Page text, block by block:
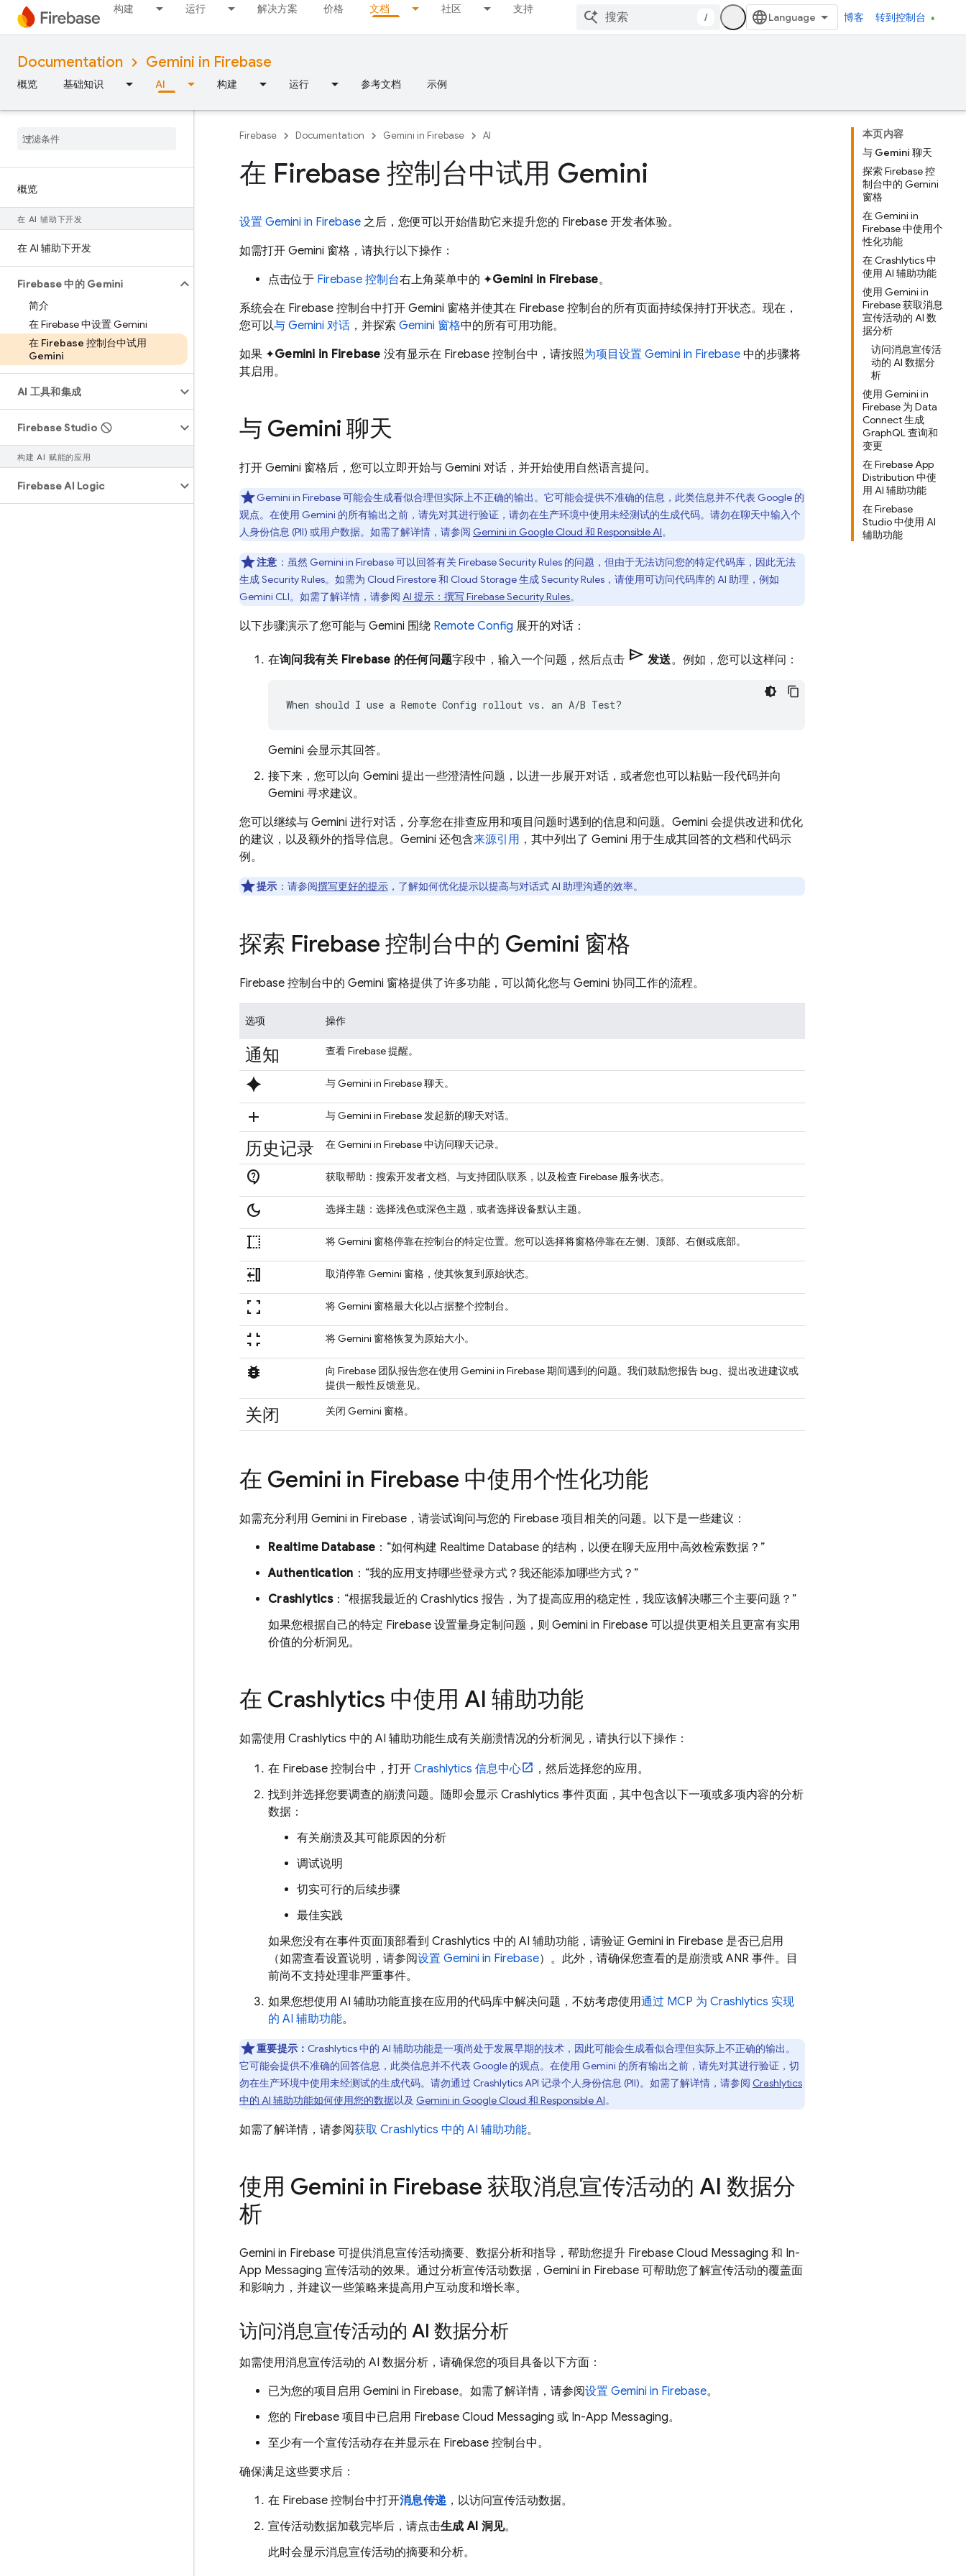
构建 运行 解决方案 价格 文档 社区 支持
/ 博客 转到控制台
Documentation Gemini in Firebase
概览 基础知识 AI 构建 运行 参考文档 示例
概览
在 AI 辅助下开发
在 AI 辅助下开发
Firebase 中的 Gemini
简介
在 Firebase 中设置 Gemini
在 Firebase 控制台中试用
Gemini
AI 工具和集成
Firebase Studio
构建 AI 赋能的应用
Firebase AI Logic
本页内容
与 Gemini 聊天
探索 Firebase 控
制台中的 Gemini
窗格
在 Gemini in
Firebase 中使用个
性化功能
在 Crashlytics 中
使用 AI 辅助功能
使用 Gemini in
Firebase 获取消息
宣传活动的 AI 数
据分析
访问消息宣传活
动的 AI 数据分
析
使用 Gemini in
Firebase 为 Data
Connect 生成
GraphQL 查询和
变更
在 Firebase App
Distribution 中使
用 AI 辅助功能
在 Firebase
Studio 中使用 AI
辅助功能
Firebase Documentation Gemini in Firebase AI
在 Firebase 控制台中试用 Gemini
设置 Gemini in Firebase 之后，您便可以开始借助它来提升您的 Firebase 开发者体验。
如需打开 Gemini 窗格，请执行以下操作：
点击位于 Firebase 控制台右上角菜单中的 ✦Gemini in Firebase。
系统会在 Firebase 控制台中打开 Gemini 窗格并使其在 Firebase 控制台的所有页面持续保持打开状态。现在，
您可以与 Gemini 对话 ，并探索 Gemini 窗格中的所有可用功能。
如果 ✦Gemini in Firebase 没有显示在 Firebase 控制台中，请按照为项目设置 Gemini in Firebase中的步骤将
其启用。
与 Gemini 聊天
打开 Gemini 窗格后，您可以立即开始与 Gemini 对话，并开始使用自然语言提问。
Gemini in Firebase可能会生成看似合理但实际上不正确的输出。它可能会提供不准确的信息，此类信息并不代表 Google 的
观点。在使用 Gemini 的所有输出之前，请先对其进行验证，请勿在生产环境中使用未经测试的生成代码。请勿在聊天中输入个
人身份信息 (PII) 或用户数据。如需了解详情，请参阅 Gemini in Google Cloud 和 Responsible AI。
注意 ： 虽然 Gemini in Firebase可以回答有关 Firebase Security Rules的问题，但由于无法访问您的特定代码库，因此无法
生成Security Rules。如需为 Cloud Firestore和 Cloud Storage生成Security Rules ，请使用可访问代码库的 AI 助理，例如
Gemini CLI。如需了解详情，请参阅 AI 提示：撰写 Firebase Security Rules。
以下步骤演示了您可能与 Gemini 围绕 Remote Config 展开的对话：
在询问我有关 Firebase 的任何问题字段中，输入一个问题，然后点击 send 发送。例如，您可以这样问：
Gemini 会显示其回答。
接下来，您可以向 Gemini 提出一些澄清性问题，以进一步展开对话，或者您也可以粘贴一段代码并向
Gemini 寻求建议。
您可以继续与 Gemini 进行对话，分享您在排查应用和项目问题时遇到的信息和问题。Gemini 会提供改进和优化
的建议，以及额外的指导信息。Gemini 还包含来源引用 ，其中列出了 Gemini 用于生成其回答的文档和代码示
例。
提示 ：请参阅撰写更好的提示，了解如何优化提示以提高与对话式 AI 助理沟通的效率。
探索 Firebase 控制台中的 Gemini 窗格
Firebase 控制台中的 Gemini 窗格提供了许多功能，可以简化您与 Gemini 协同工作的流程。
选项 操作
通知 查看 Firebase 提醒。
spark 与 Gemini in Firebase聊天。
add 与 Gemini in Firebase发起新的聊天对话。
历史记录 在 Gemini in Firebase中访问聊天记录。
contact_support 获取帮助：搜索开发者文档、与支持团队联系，以及检查 Firebase 服务状态。
dark_mode 选择主题：选择浅色或深色主题，或者选择设备默认主题。
text_select_start 将 Gemini 窗格停靠在控制台的特定位置。您可以选择将窗格停靠在左侧、顶部、右侧或底部。
text_select_move_back_word 取消停靠 Gemini 窗格，使其恢复到原始状态。
fullscreen 将 Gemini 窗格最大化以占据整个控制台。
fullscreen_exit 将 Gemini 窗格恢复为原始大小。
bug_report 向 Firebase 团队报告您在使用 Gemini in Firebase期间遇到的问题。我们鼓励您报告 bug、提出改进建议或
提供一般性反馈意见。
关闭 关闭 Gemini 窗格。
在 Gemini in Firebase 中使用个性化功能
如需充分利用 Gemini in Firebase ，请尝试询问与您的 Firebase 项目相关的问题。以下是一些建议：
Realtime Database ：“如何构建 Realtime Database 的结构，以便在聊天应用中高效检索数据？”
Authentication ：“我的应用支持哪些登录方式？我还能添加哪些方式？”
Crashlytics：“根据我最近的 Crashlytics 报告，为了提高应用的稳定性，我应该解决哪三个主要问题？”
如果您根据自己的特定 Firebase 设置量身定制问题，则 Gemini in Firebase 可以提供更相关且更富有实用
价值的分析洞见。
在 Crashlytics 中使用 AI 辅助功能
如需使用 Crashlytics 中的 AI 辅助功能生成有关崩溃情况的分析洞见，请执行以下操作：
在 Firebase 控制台中，打开 Crashlytics 信息中心
，然后选择您的应用。
找到并选择您要调查的崩溃问题。随即会显示 Crashlytics 事件页面，其中包含以下一项或多项内容的分析
数据：
有关崩溃及其可能原因的分析
调试说明
切实可行的后续步骤
最佳实践
如果您没有在事件页面顶部看到 Crashlytics 中的 AI 辅助功能，请验证 Gemini in Firebase 是否已启用
（如需查看设置说明，请参阅设置 Gemini in Firebase）。此外，请确保您查看的是崩溃或 ANR 事件。目
前尚不支持处理非严重事件。
如果您想使用 AI 辅助功能直接在应用的代码库中解决问题，不妨考虑使用通过 MCP 为 Crashlytics 实现
的 AI 辅助功能。
重要提示： Crashlytics中的 AI 辅助功能是一项尚处于发展早期的技术，因此可能会生成看似合理但实际上不正确的输出。
它可能会提供不准确的回答信息，此类信息并不代表 Google 的观点。在使用 Gemini 的所有输出之前，请先对其进行验证，切
勿在生产环境中使用未经测试的生成代码。请勿通过 CrashlyticsAPI 记录个人身份信息 (PII)。如需了解详情，请参阅 Crashlytics
中的 AI 辅助功能如何使用您的数据以及 Gemini in Google Cloud 和 Responsible AI。
如需了解详情，请参阅获取 Crashlytics 中的 AI 辅助功能。
使用 Gemini in Firebase 获取消息宣传活动的 AI 数据分
析
Gemini in Firebase 可提供消息宣传活动摘要、数据分析和指导，帮助您提升 Firebase Cloud Messaging 和 In-
App Messaging 宣传活动的效果。通过分析宣传活动数据，Gemini in Firebase 可帮助您了解宣传活动的覆盖面
和影响力，并建议一些策略来提高用户互动度和增长率。
访问消息宣传活动的 AI 数据分析
如需使用消息宣传活动的 AI 数据分析，请确保您的项目具备以下方面：
已为您的项目启用 Gemini in Firebase。如需了解详情，请参阅设置 Gemini in Firebase。
您的 Firebase 项目中已启用 Firebase Cloud Messaging 或 In-App Messaging。
至少有一个宣传活动存在并显示在 Firebase 控制台中。
确保满足这些要求后：
在 Firebase 控制台中打开消息传递 ，以访问宣传活动数据。
宣传活动数据加载完毕后，请点击生成 AI 洞见。
此时会显示消息宣传活动的摘要和分析。